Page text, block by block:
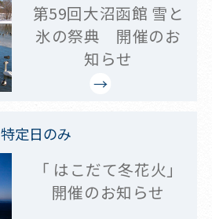
第59回大沼函館 雪と
氷の祭典 開催のお
知らせ
特定日のみ
「 はこだて冬花火」
開催のお知らせ